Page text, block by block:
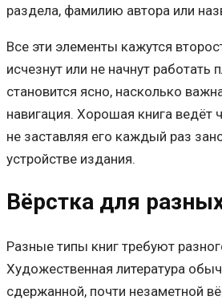
раздела, фамилию автора или
Все эти элементы кажутся
исчезнут или не начнут работать
становится ясно, насколько
навигация. Хорошая книга ведёт
не заставляя его каждый раз
устройстве издания.
Вёрстка для
Разные типы книг требуют
Художественная литература
сдержанной, почти незаметной